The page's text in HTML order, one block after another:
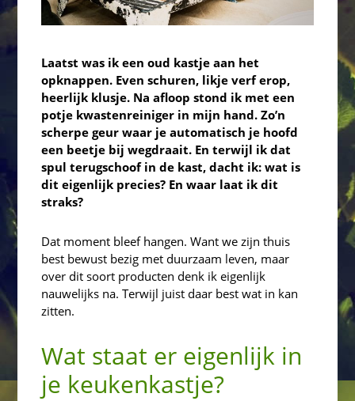
Laatst was ik een oud kastje aan het
opknappen. Even schuren, likje verf erop,
heerlijk klusje. Na afloop stond ik met een
potje kwastenreiniger in mijn hand. Zo’n
scherpe geur waar je automatisch je hoofd
een beetje bij wegdraait. En terwijl ik dat
spul terugschoof in de kast, dacht ik: wat is
dit eigenlijk precies? En waar laat ik dit
straks?
Dat moment bleef hangen. Want we zijn thuis
best bewust bezig met duurzaam leven, maar
over dit soort producten denk ik eigenlijk
nauwelijks na. Terwijl juist daar best wat in kan
zitten.
Wat staat er eigenlijk in
je keukenkastje?